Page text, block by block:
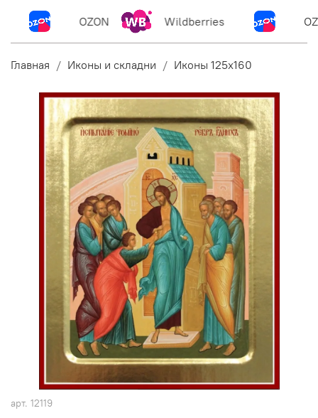
OZON Wildberries
Главная Иконы и складни Иконы 125х160
арт. 12119